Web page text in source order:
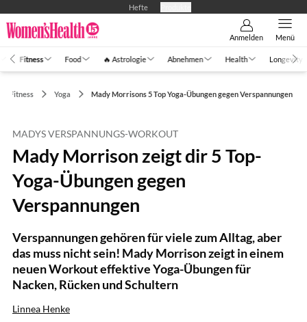
Hefte
Anmelden Menü
Fitness Food 🔥 Astrologie Abnehmen Health Longevity
Fitness Yoga Mady Morrisons 5 Top Yoga-Übungen gegen Verspannungen
MADYS VERSPANNUNGS-WORKOUT
Mady Morrison zeigt dir 5 Top-
Yoga-Übungen gegen
Verspannungen
Verspannungen gehören für viele zum Alltag, aber
das muss nicht sein! Mady Morrison zeigt in einem
neuen Workout effektive Yoga-Übungen für
Nacken, Rücken und Schultern
Linnea Henke